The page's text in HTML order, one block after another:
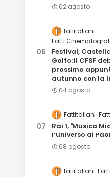
02 agosto
fattitaliani
Fatti
Festival,
Golfo: il CFSF
prossimo
autunno con la
04 agosto
Fattitaliani
Rai 1, "Musica
l’universo di
08 agosto
fattitaliani